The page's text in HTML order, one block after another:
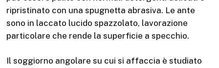
ripristinato con una spugnetta abrasiva. Le ante
sono in laccato lucido spazzolato, lavorazione
particolare che rende la superficie a specchio.
Il soggiorno angolare su cui si affaccia è studiato